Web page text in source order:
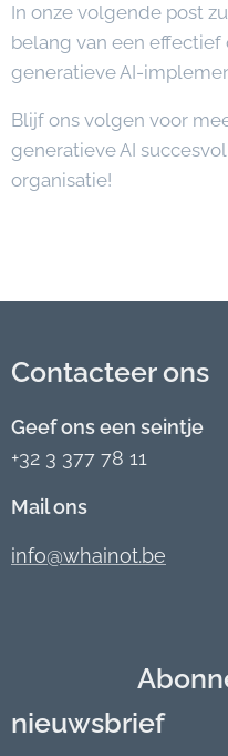
In onze volgende post
belang van een
generatieve AI-
Blijf ons volgen voor
generatieve AI
organisatie!
Contacteer ons
Geef ons een seintje
+32 3 377 78 11
Mail ons
info@whainot.be
Abonneer
nieuwsbrief